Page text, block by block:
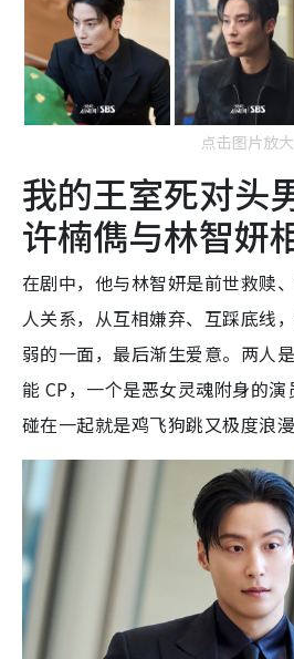
点击图片放大
我的王室死对头
许楠儁与林智妍
在剧中，他与林智妍是前世救赎
人关系，从互相嫌弃、互踩底线
弱的一面，最后渐生爱意。两
能 CP，一个是恶女灵魂附身的演
碰在一起就是鸡飞狗跳又极度浪